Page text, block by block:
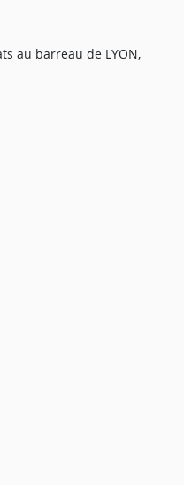
au barreau de LYON,